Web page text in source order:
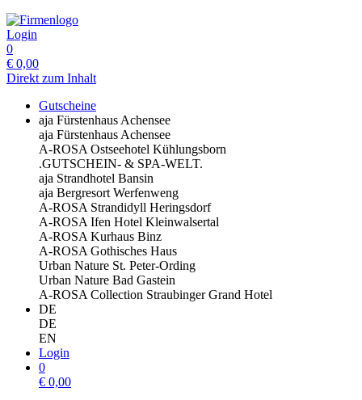
Login
0
€ 0,00
Direkt zum Inhalt
Gutscheine
aja Fürstenhaus Achensee
aja Fürstenhaus Achensee
A-ROSA Ostseehotel Kühlungsborn
.GUTSCHEIN- & SPA-WELT.
aja Strandhotel Bansin
aja Bergresort Werfenweng
A-ROSA Strandidyll Heringsdorf
A-ROSA Ifen Hotel Kleinwalsertal
A-ROSA Kurhaus Binz
A-ROSA Gothisches Haus
Urban Nature St. Peter-Ording
Urban Nature Bad Gastein
A-ROSA Collection Straubinger Grand Hotel
DE
DE
EN
Login
0
€ 0,00